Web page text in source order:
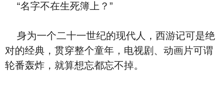
“名字不在生死簿上？”
身为一个二十一世纪的现代人，西游记可是绝
对的经典，贯穿整个童年，电视剧、动画片可谓
轮番轰炸，就算想忘都忘不掉。